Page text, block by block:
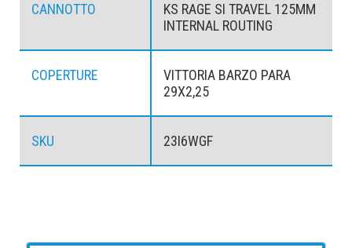
CANNOTTO
KS RAGE SI TRAVEL 125MM
INTERNAL ROUTING
COPERTURE
VITTORIA BARZO PARA
29X2,25
SKU 23I6WGF